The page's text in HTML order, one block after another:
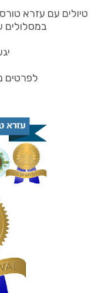
טיולים עם עזרא
במסלולים
לפרטים